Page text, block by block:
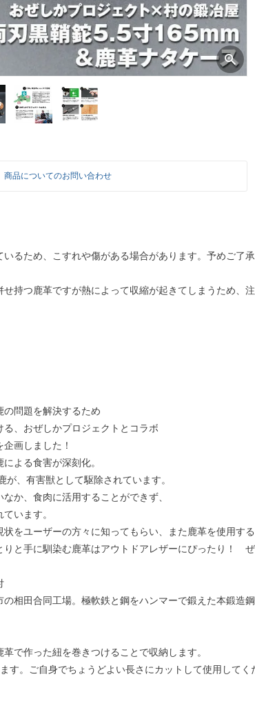
商品についてのお問い合わせ
いるため、こすれや傷がある場合があります。予めご了
せ持つ鹿革ですが熱によって収縮が起きてしまうため、
の問題を解決するため
、おぜしかプロジェクトとコラボ
画しました！
よる食害が深刻化。
、有害獣として駆除されています。
か、食肉に活用することができず、
います。
をユーザーの方々に知ってもらい、また鹿革を使用す
りと手に馴染む鹿革はアウトドアレザーにぴったり！
相田合同工場。極軟鉄と鋼をハンマーで鍛えた本鍛造
で作った紐を巻きつけることで収納します。
す。ご自身でちょうどよい長さにカットして使用してく